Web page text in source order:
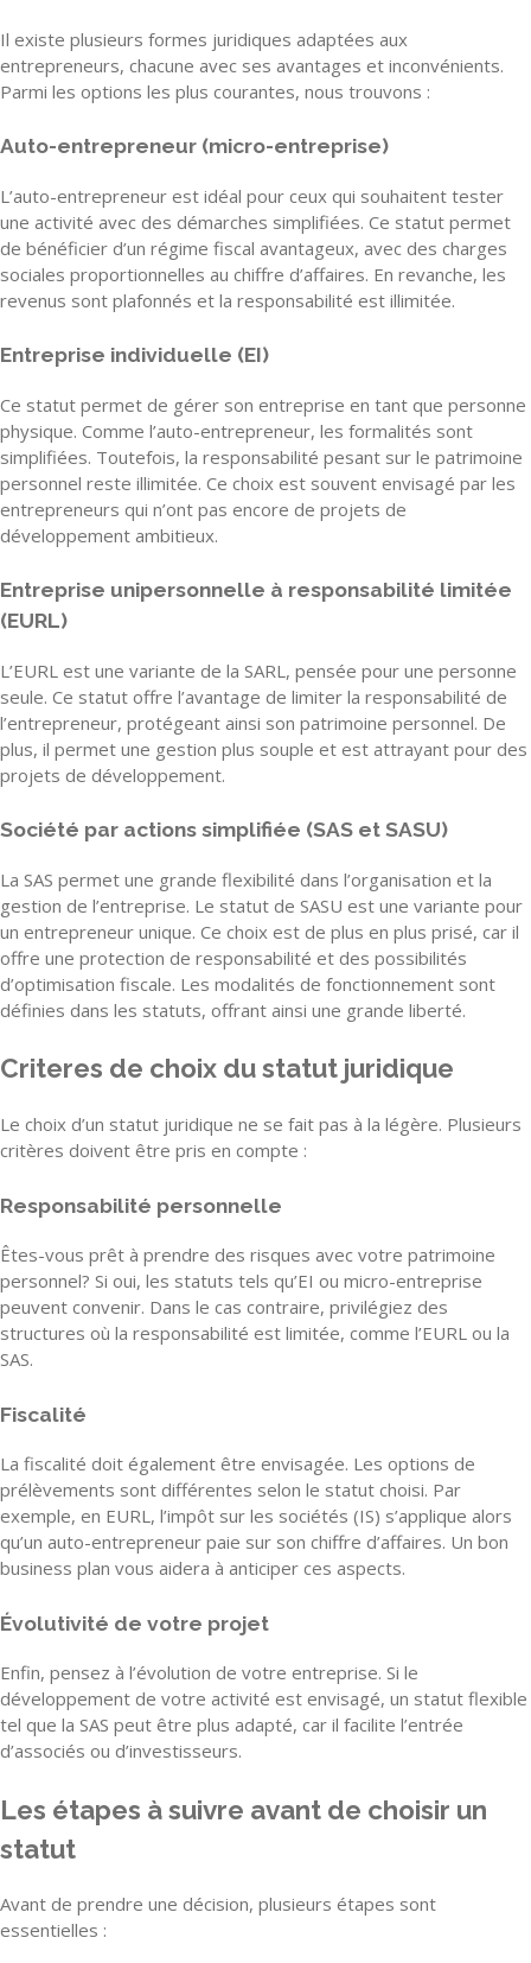
Il existe plusieurs formes juridiques adaptées aux
entrepreneurs, chacune avec ses avantages et inconvénients.
Parmi les options les plus courantes, nous trouvons :
Auto-entrepreneur (micro-entreprise)
L’auto-entrepreneur est idéal pour ceux qui souhaitent tester
une activité avec des démarches simplifiées. Ce statut permet
de bénéficier d’un régime fiscal avantageux, avec des charges
sociales proportionnelles au chiffre d’affaires. En revanche, les
revenus sont plafonnés et la responsabilité est illimitée.
Entreprise individuelle (EI)
Ce statut permet de gérer son entreprise en tant que personne
physique. Comme l’auto-entrepreneur, les formalités sont
simplifiées. Toutefois, la responsabilité pesant sur le patrimoine
personnel reste illimitée. Ce choix est souvent envisagé par les
entrepreneurs qui n’ont pas encore de projets de
développement ambitieux.
Entreprise unipersonnelle à responsabilité limitée
(EURL)
L’EURL est une variante de la SARL, pensée pour une personne
seule. Ce statut offre l’avantage de limiter la responsabilité de
l’entrepreneur, protégeant ainsi son patrimoine personnel. De
plus, il permet une gestion plus souple et est attrayant pour des
projets de développement.
Société par actions simplifiée (SAS et SASU)
La SAS permet une grande flexibilité dans l’organisation et la
gestion de l’entreprise. Le statut de SASU est une variante pour
un entrepreneur unique. Ce choix est de plus en plus prisé, car il
offre une protection de responsabilité et des possibilités
d’optimisation fiscale. Les modalités de fonctionnement sont
définies dans les statuts, offrant ainsi une grande liberté.
Criteres de choix du statut juridique
Le choix d’un statut juridique ne se fait pas à la légère. Plusieurs
critères doivent être pris en compte :
Responsabilité personnelle
Êtes-vous prêt à prendre des risques avec votre patrimoine
personnel? Si oui, les statuts tels qu’EI ou micro-entreprise
peuvent convenir. Dans le cas contraire, privilégiez des
structures où la responsabilité est limitée, comme l’EURL ou la
SAS.
Fiscalité
La fiscalité doit également être envisagée. Les options de
prélèvements sont différentes selon le statut choisi. Par
exemple, en EURL, l’impôt sur les sociétés (IS) s’applique alors
qu’un auto-entrepreneur paie sur son chiffre d’affaires. Un bon
business plan vous aidera à anticiper ces aspects.
Évolutivité de votre projet
Enfin, pensez à l’évolution de votre entreprise. Si le
développement de votre activité est envisagé, un statut flexible
tel que la SAS peut être plus adapté, car il facilite l’entrée
d’associés ou d’investisseurs.
Les étapes à suivre avant de choisir un
statut
Avant de prendre une décision, plusieurs étapes sont
essentielles :